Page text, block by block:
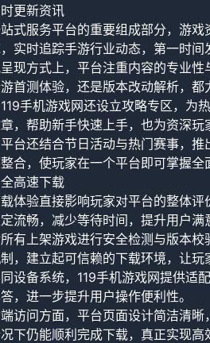
更新资讯
式服务平台的重要组成部分，游
实时追踪手游行业动态，第一时间
现方式上，平台注重内容的专业
首测体验，还是版本改动解析，都
手机游戏网还设立攻略专区，为
，帮助新手快速上手，也为资深玩
台还结合节日活动与热门赛事，
合，使玩家在一个平台即可掌握全
高速下载
体验直接影响玩家对平台的整体
流畅，减少等待时间，提升用户满
有上架游戏进行安全检测与版本
，建立起可信赖的下载环境，让玩
设备系统，119手机游戏网提供适
，进一步提升用户操作便利性。
访问方面，平台页面设计简洁清
下仍能顺利完成下载，真正实现高